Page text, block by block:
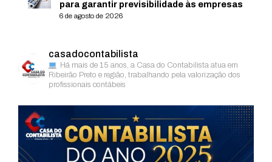
para garantir previsibilidade às empresas
6 de agosto de 2026
casadocontabilista
Há mais de 15 anos, a Casa do Contabilista atua em
Ribeirão Preto e região, trabalhando pela valorização dos
profissionais contábeis